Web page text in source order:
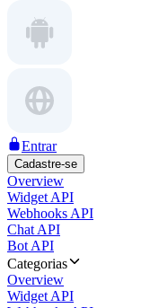
Entrar
Cadastre-se
Overview
Widget API
Webhooks API
Chat API
Bot API
Categorias
Overview
Widget API